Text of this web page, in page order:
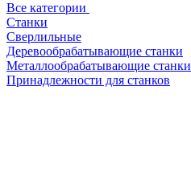
Все категории
Станки
Сверлильные
Деревообрабатывающие станки
Металлообрабатывающие станки
Принадлежности для станков